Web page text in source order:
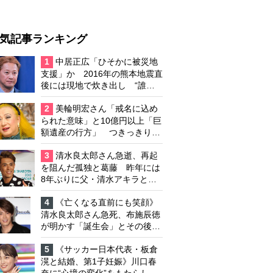
記事ランキング
1
中居正広「ひそかに被災地
支援」か 2016年の熊本地震直
後には現地で炊き出し “誰に
も知られなくて良い”と、むし
ろ強まる福祉活動への思い
2
美輪明宏さん「戒名に込め
られた意味」と10億円以上「巨
額遺産の行方」 つきっきりで
私生活をサポートしていた元俳
優が相続か
3
清水良太郎さん急逝、再起
を阻んだ孤独と葛藤 昨年には
8年ぶりに父・清水アキラと共
演、本格的な活動再開に向かっ
ていたが…周囲が懸念していた
「不安定なところ」
4
《亡くなる直前にも笑顔》
清水良太郎さん急死、布施辰徳
が明かす「誕生会」とその後の
メッセージ
5
《サッカー日本代表・板倉
滉と結婚、第1子妊娠》川口春